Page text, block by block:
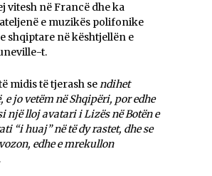
vitesh në Francë dhe ka
e muzikës polifonike
shqiptare në kështjellën e
t.
midis të tjerash sendihet
e jo vetëm në Shqipëri, por edhe
një lloj avatari i Lizës në Botën e
“i huaj” në të dy rastet, dhe se
edhe e mrekullon